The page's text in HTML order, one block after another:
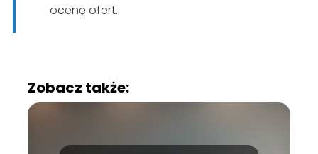
ocenę ofert.
Zobacz także: